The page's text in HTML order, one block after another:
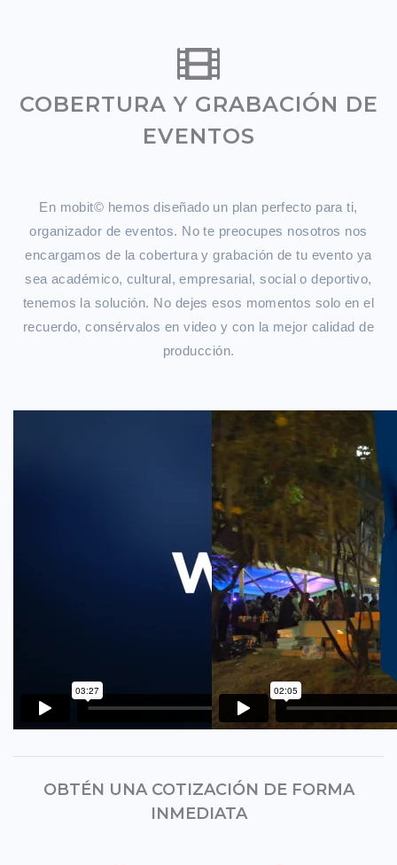
COBERTURA Y GRABACIÓN DE
EVENTOS
En mobit© hemos diseñado un plan perfecto para ti,
organizador de eventos. No te preocupes nosotros nos
encargamos de la cobertura y grabación de tu evento ya
sea académico, cultural, empresarial, social o deportivo,
tenemos la solución. No dejes esos momentos solo en el
recuerdo, consérvalos en video y con la mejor calidad de
producción.
OBTÉN UNA COTIZACIÓN DE FORMA
INMEDIATA